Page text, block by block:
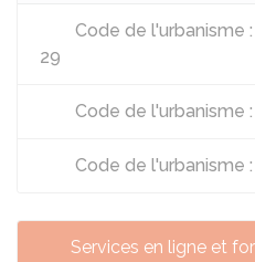
Code de l'urbanisme
29
Code de l'urbanisme
Code de l'urbanisme
Services en ligne et